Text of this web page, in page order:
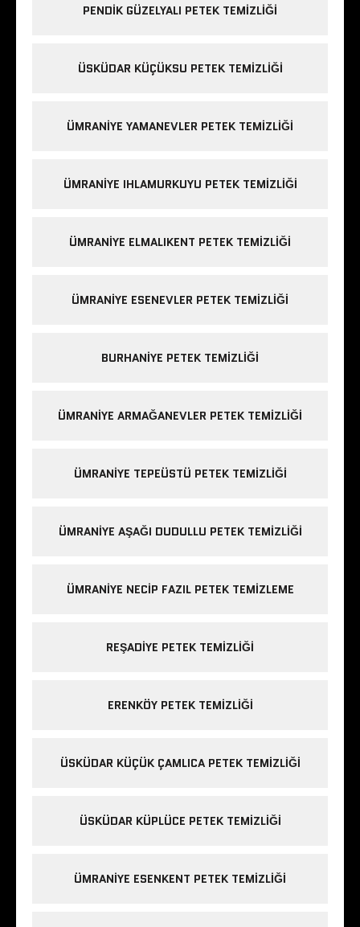
PENDIK GÜZELYALI PETEK TEMIZLIĞI
ÜSKÜDAR KÜÇÜKSU PETEK TEMIZLIĞI
ÜMRANIYE YAMANEVLER PETEK TEMIZLIĞI
ÜMRANIYE IHLAMURKUYU PETEK TEMIZLIĞI
ÜMRANIYE ELMALIKENT PETEK TEMIZLIĞI
ÜMRANIYE ESENEVLER PETEK TEMIZLIĞI
BURHANIYE PETEK TEMIZLIĞI
ÜMRANIYE ARMAĞANEVLER PETEK TEMIZLIĞI
ÜMRANIYE TEPEÜSTÜ PETEK TEMIZLIĞI
ÜMRANIYE AŞAĞI DUDULLU PETEK TEMIZLIĞI
ÜMRANIYE NECIP FAZIL PETEK TEMIZLEME
REŞADIYE PETEK TEMIZLIĞI
ERENKÖY PETEK TEMIZLIĞI
ÜSKÜDAR KÜÇÜK ÇAMLICA PETEK TEMIZLIĞI
ÜSKÜDAR KÜPLÜCE PETEK TEMIZLIĞI
ÜMRANIYE ESENKENT PETEK TEMIZLIĞI